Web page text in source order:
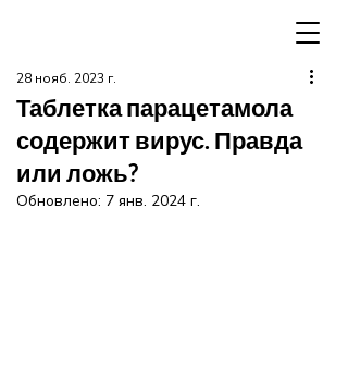
Таблетка парацетамола
содержит вирус. Правда
или ложь?
28 нояб. 2023 г.
Обновлено: 7 янв. 2024 г.